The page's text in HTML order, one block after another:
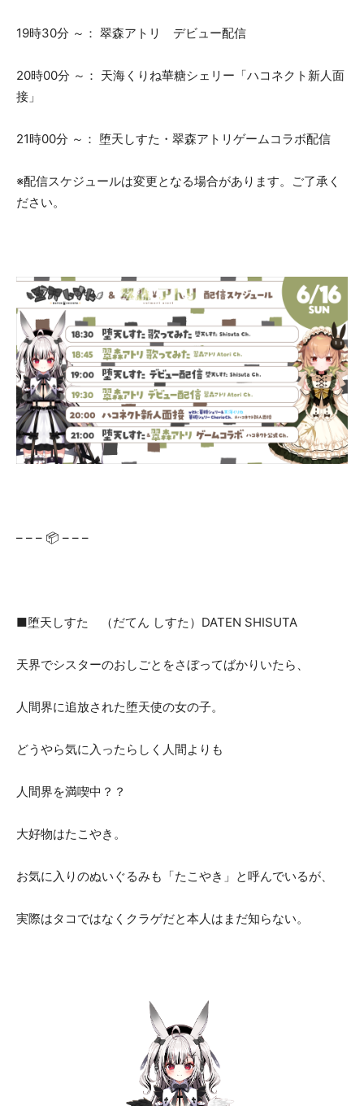
19時30分 ～： 翠森アトリ デビュー配信
20時00分 ～： 天海くりね華糖シェリー「ハコネクト新人面
接」
21時00分 ～： 堕天しすた・翠森アトリゲームコラボ配信
※配信スケジュールは変更となる場合があります。ご了承く
ださい。
– – – 📦 – – –
■堕天しすた （だてん しすた）DATEN SHISUTA
天界でシスターのおしごとをさぼってばかりいたら、
人間界に追放された堕天使の女の子。
どうやら気に入ったらしく人間よりも
人間界を満喫中？？
大好物はたこやき。
お気に入りのぬいぐるみも「たこやき」と呼んでいるが、
実際はタコではなくクラゲだと本人はまだ知らない。